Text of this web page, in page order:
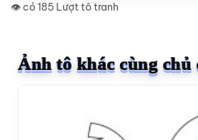
👁️ có 185 Lượt tô tranh
Ảnh tô khác cùng chủ